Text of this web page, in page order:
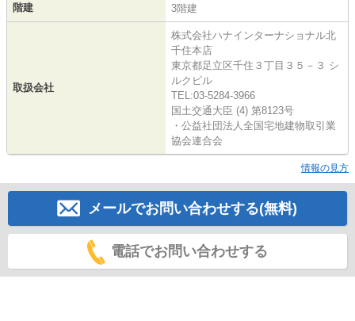
階建 3階建
取扱会社
株式会社ハナインターナショナル北
千住本店
東京都足立区千住３丁目３５－３ シ
ルクビル
TEL:03-5284-3966
国土交通大臣 (4) 第8123号
・公益社団法人全国宅地建物取引業
協会連合会
情報の見方
メールでお問い合わせする(無料)
電話でお問い合わせする